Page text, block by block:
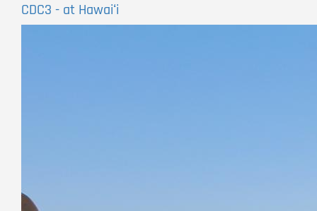
CDC3 - at Hawaiʻi